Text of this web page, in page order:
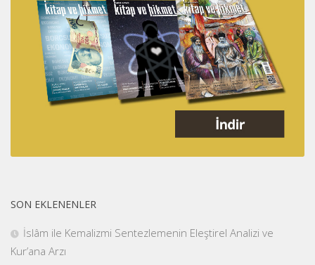
SON EKLENENLER
İslâm ile Kemalizmi Sentezlemenin Eleştirel Analizi ve
Kur’ana Arzı